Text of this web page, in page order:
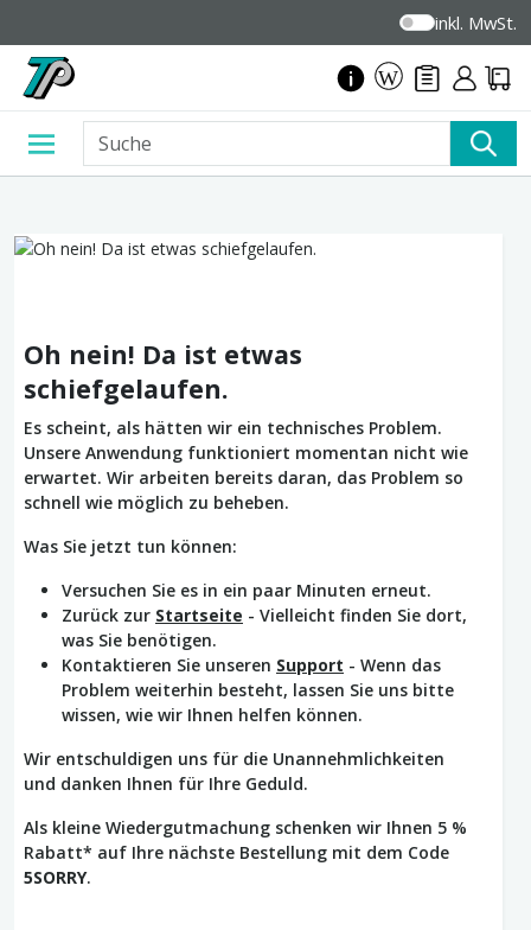
inkl. MwSt.
Oh nein! Da ist etwas
schiefgelaufen.
Es scheint, als hätten wir ein technisches Problem.
Unsere Anwendung funktioniert momentan nicht wie
erwartet. Wir arbeiten bereits daran, das Problem so
schnell wie möglich zu beheben.
Was Sie jetzt tun können:
Versuchen Sie es in ein paar Minuten erneut.
Zurück zur Startseite - Vielleicht finden Sie dort,
was Sie benötigen.
Kontaktieren Sie unseren Support - Wenn das
Problem weiterhin besteht, lassen Sie uns bitte
wissen, wie wir Ihnen helfen können.
Wir entschuldigen uns für die Unannehmlichkeiten
und danken Ihnen für Ihre Geduld.
Als kleine Wiedergutmachung schenken wir Ihnen 5 %
Rabatt* auf Ihre nächste Bestellung mit dem Code
5SORRY.